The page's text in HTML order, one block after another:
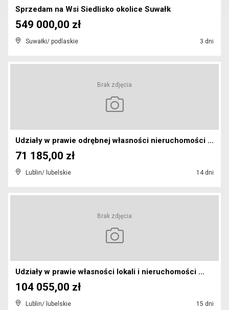
Sprzedam na Wsi Siedlisko okolice Suwałk
Suwałki/ podlaskie 3 dni
549 000,00 zł
Brak zdjęcia
Udziały w prawie odrębnej własności nieruchomości ...
Lublin/ lubelskie 14 dni
71 185,00 zł
Brak zdjęcia
Udziały w prawie własności lokali i nieruchomości ...
Lublin/ lubelskie 15 dni
104 055,00 zł